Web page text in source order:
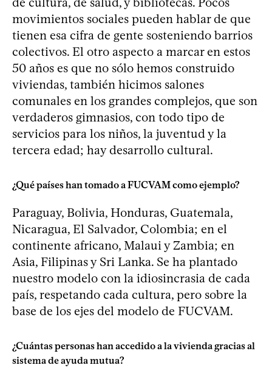
movimientos sociales pueden hablar de que
tienen esa cifra de gente sosteniendo barrios
colectivos. El otro aspecto a marcar en estos
50 años es que no sólo hemos construido
viviendas, también hicimos salones
comunales en los grandes complejos, que son
verdaderos gimnasios, con todo tipo de
servicios para los niños, la juventud y la
tercera edad; hay desarrollo cultural.
¿Qué países han tomado a FUCVAM como ejemplo?
Paraguay, Bolivia, Honduras, Guatemala,
Nicaragua, El Salvador, Colombia; en el
continente africano, Malaui y Zambia; en
Asia, Filipinas y Sri Lanka. Se ha plantado
nuestro modelo con la idiosincrasia de cada
país, respetando cada cultura, pero sobre la
base de los ejes del modelo de FUCVAM.
¿Cuántas personas han accedido a la vivienda gracias al
sistema de ayuda mutua?